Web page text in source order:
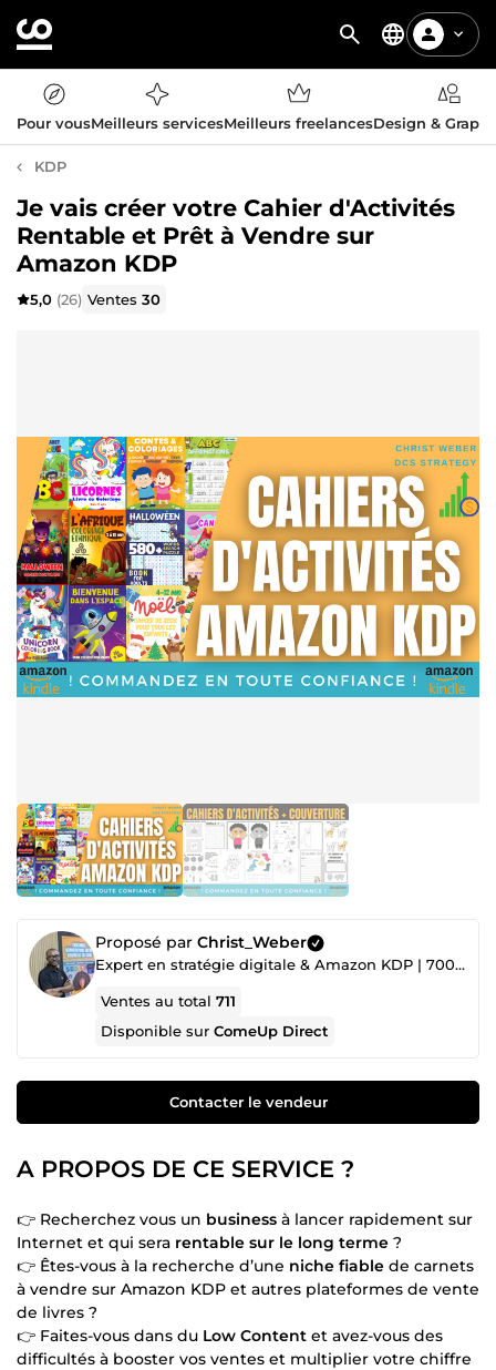
Pour vousMeilleurs servicesMeilleurs freelancesDesign &
KDP
Je vais créer votre Cahier d'Activités
Rentable et Prêt à Vendre sur
Amazon KDP
5,0 (26) Ventes30
Proposé par Christ_Weber
Expert en stratégie digitale & Amazon KDP | 700+ projets réalisés ✅
Ventes au total711
Disponible surComeUp Direct
Contacter le vendeur
A PROPOS DE CE SERVICE ?
👉 Recherchez vous un business à lancer rapidement sur
Internet et qui sera rentable sur le long terme ?
👉 Êtes-vous à la recherche d’une niche fiable de carnets
à vendre sur Amazon KDP et autres plateformes de vente
de livres ?
👉 Faites-vous dans du Low Content et avez-vous des
difficultés à booster vos ventes et multiplier votre chiffre